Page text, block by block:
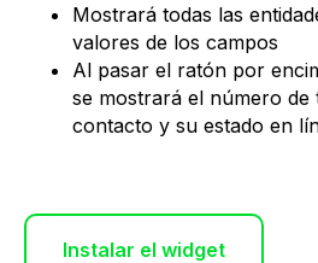
Mostrará todas las
valores de los campos
Al pasar el ratón por
se mostrará el número de
contacto y su estado en
Instalar el widget